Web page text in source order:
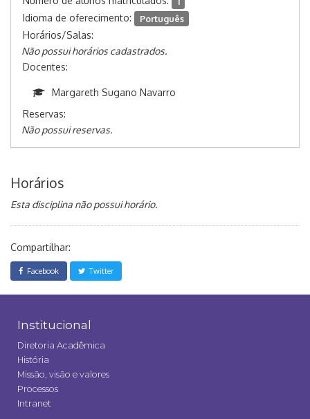
Idioma de oferecimento: Português
Horários/Salas:
Não possui horários cadastrados.
Docentes:
Margareth Sugano Navarro
Reservas:
Não possui reservas.
Horários
Esta disciplina não possui horário.
Compartilhar:
Facebook Twitter
Institucional
Diretoria Acadêmica
História
Missão, visão e valores
Processos
Intranet